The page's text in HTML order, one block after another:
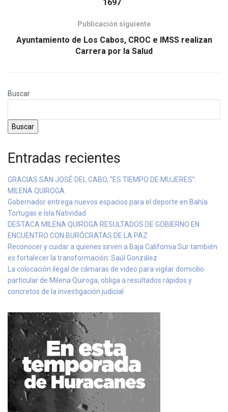
1697¨
Publicación siguiente
Ayuntamiento de Los Cabos, CROC e IMSS realizan
Carrera por la Salud
Buscar
Buscar
Entradas recientes
GRACIAS SAN JOSÉ DEL CABO, “ES TIEMPO DE MUJERES”:
MILENA QUIROGA
Gobernador entrega nuevos espacios para el deporte en Bahía
Tortugas e Isla Natividad
DESTACA MILENA QUIROGA RESULTADOS DE GOBIERNO EN
ENCUENTRO CON BURÓCRATAS DE LA PAZ
Reconocer y cuidar a quienes sirven a Baja California Sur también
es fortalecer la transformación: Saúl González
La colocación ilegal de cámaras de video para vigilar domicilio
particular de Milena Quiroga, obliga a resultados rápidos y
concretos de la investigación judicial